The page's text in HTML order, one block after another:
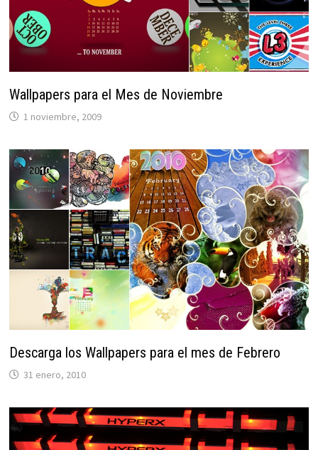
Wallpapers para el Mes de Noviembre
1 noviembre, 2009
Descarga los Wallpapers para el mes de Febrero
31 enero, 2010